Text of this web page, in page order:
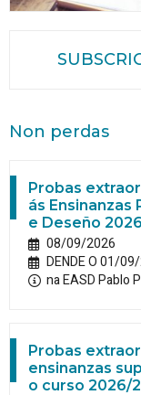
Non perdas
Probas
ás
e Deseño
08/09/2026
DENDE O 01/
na EASD Pablo
Probas
ensinanzas
o curso 2026/